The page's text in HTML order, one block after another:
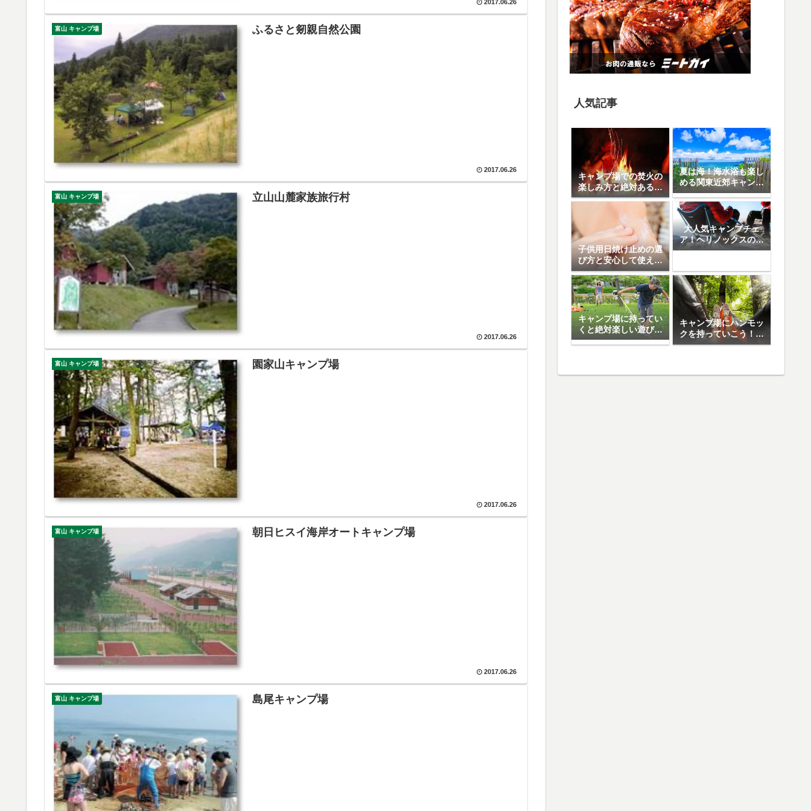
2017.06.26
富山 キャンプ場 ふるさと剱親自然公園
2017.06.26
富山 キャンプ場 立山山麓家族旅行村
2017.06.26
富山 キャンプ場 園家山キャンプ場
2017.06.26
富山 キャンプ場 朝日ヒスイ海岸オートキャンプ場
2017.06.26
富山 キャンプ場 島尾キャンプ場
人気記事
キャンプ場での焚火の
楽しみ方と絶対あると
便利なアイテム8選
夏は海！海水浴も楽し
める関東近郊キャンプ
場10選
子供用日焼け止めの選
び方と安心して使える
日焼け止め5選
大人気キャンプチェ
ア！ヘリノックスの魅
力と人気の5モデル徹
キャンプ場に持ってい
くと絶対楽しい遊び道
具10選
キャンプ場にハンモッ
クを持っていこう！お
すすめハンモック5選